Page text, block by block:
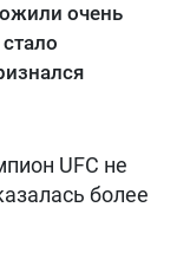
очень
UFC не
более